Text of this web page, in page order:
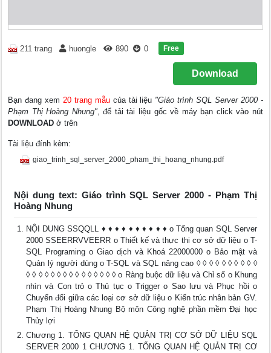
211 trang huongle 890 0 Free
Download
Bạn đang xem 20 trang mẫucủa tài liệu "Giáo trình SQL Server 2000 -
Phạm Thị Hoàng Nhung", để tải tài liệu gốc về máy bạn click vào nút
DOWNLOAD ở trên
Tài liệu đính kèm:
giao_trinh_sql_server_2000_pham_thi_hoang_nhung.pdf
Nội dung text: Giáo trình SQL Server 2000 - Phạm Thị
Hoàng Nhung
NỘI DUNG SSQQLL ♦ ♦ ♦ ♦ ♦ ♦ ♦ ♦ ♦ ♦ o Tổng quan SQL Server
2000 SSEERRVVEERR o Thiết kế và thực thi cơ sở dữ liệu o T-
SQL Programing o Giao dịch và Khoá 22000000 o Bảo mật và
Quản lý người dùng o T-SQL và SQL nâng cao ◊ ◊ ◊ ◊ ◊ ◊ ◊ ◊ ◊ ◊
◊ ◊ ◊ ◊ ◊ ◊ ◊ ◊ ◊ ◊ ◊ ◊ ◊ ◊ ◊ o Ràng buộc dữ liệu và Chỉ số o Khung
nhìn và Con trỏ o Thủ tục o Trigger o Sao lưu và Phục hồi o
Chuyển đổi giữa các loại cơ sở dữ liệu o Kiến trúc nhân bản GV.
Phạm Thị Hoàng Nhung Bộ môn Công nghệ phần mềm Đại học
Thủy lợi
Chương 1. TỔNG QUAN HỆ QUẢN TRỊ CƠ SỞ DỮ LIỆU SQL
SERVER 2000 1 CHƯƠNG 1. TỔNG QUAN HỆ QUẢN TRỊ CƠ